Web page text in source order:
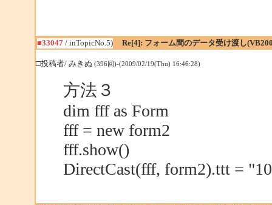
■33047/ inTopicNo.5) Re[4]: フォーム間のデータ受け渡し
□投稿者/ みきぬ (396回)-(2009/02/19(Thu) 16:46:28)
方法３
dim fff as Form
fff = new form2
fff.show()
DirectCast(fff, form2).ttt =